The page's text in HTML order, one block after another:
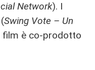
Network). I
Swing Vote – Un
film è co-prodotto